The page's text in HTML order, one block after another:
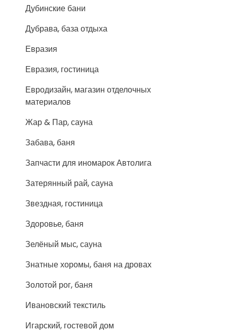
Дубинские бани
Дубрава, база отдыха
Евразия
Евразия, гостиница
Евродизайн, магазин отделочных
материалов
Жар & Пар, сауна
Забава, баня
Запчасти для иномарок Автолига
Затерянный рай, сауна
Звездная, гостиница
Здоровье, баня
Зелёный мыс, сауна
Знатные хоромы, баня на дровах
Золотой рог, баня
Ивановский текстиль
Игарский, гостевой дом